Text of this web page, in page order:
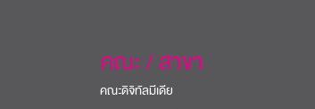
คณะ / สาขา
คณะดิจิทัลมีเดีย